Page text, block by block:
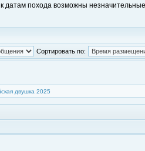
датам похода возможны
Сортировать по:
двушка 2025